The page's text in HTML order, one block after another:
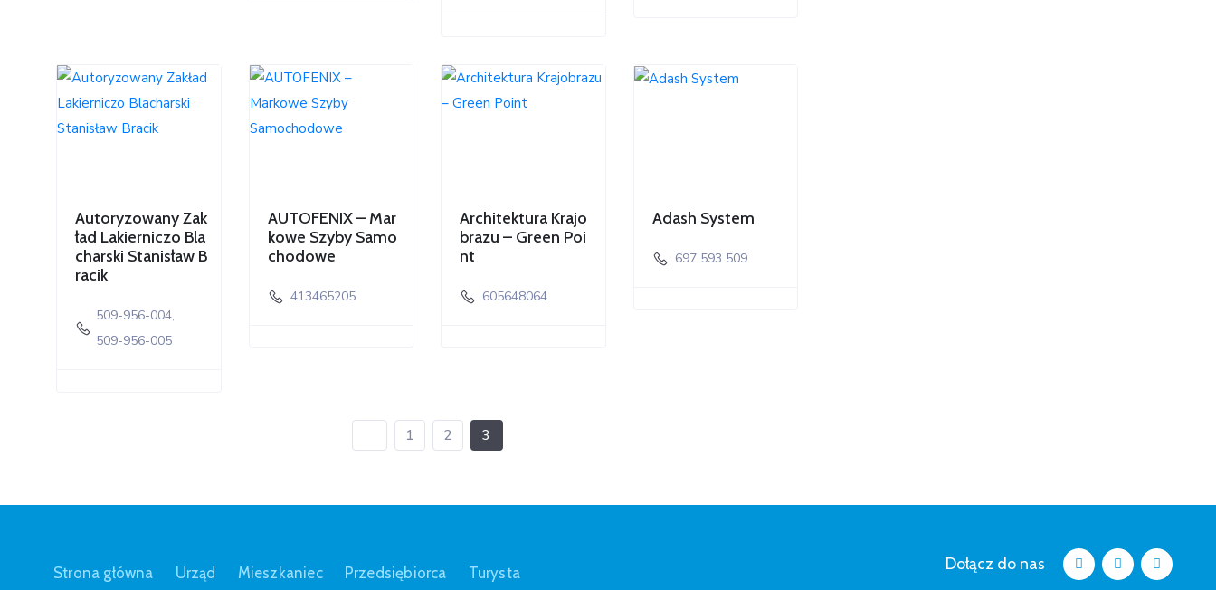
Autoryzowany Zak
ład Lakierniczo Bla
charski Stanisław B
racik
509-956-004,
509-956-005
AUTOFENIX – Mar
kowe Szyby Samo
chodowe
413465205
Architektura Krajo
brazu – Green Poi
nt
605648064
Adash System
697 593 509
1 2 3
Strona główna Urząd Mieszkaniec Przedsiębiorca Turysta Dołącz do nas